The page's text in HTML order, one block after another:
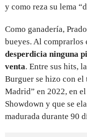
y como reza su lema
Como ganadería,
bueyes. Al comprarlos
desperdicia ninguna
venta. Entre sus hits, la
Burguer se hizo con
Madrid” en 2022, en
Showdown y que se
madurada durante 90